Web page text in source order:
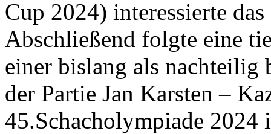
Cup 2024) interessierte
Abschließend folgte eine
einer bislang als
der Partie Jan Karsten –
45.Schacholympiade